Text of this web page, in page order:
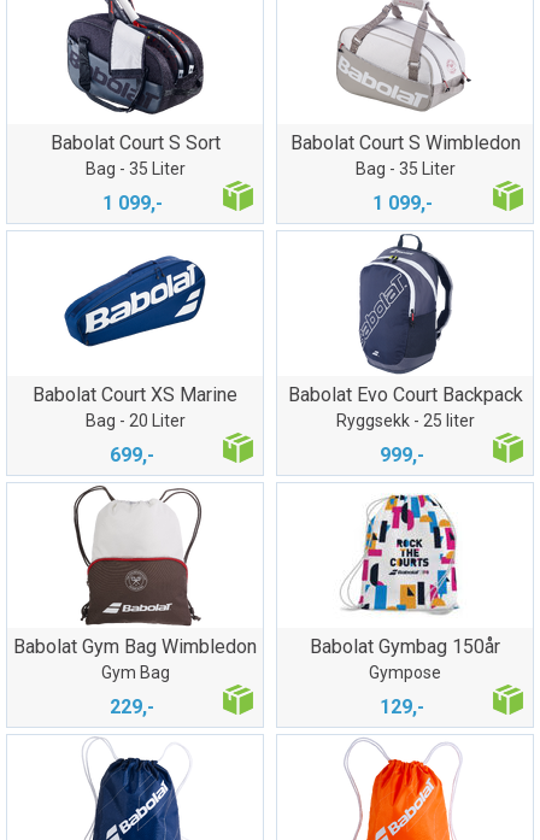
Babolat Court S Sort
Bag - 35 Liter
1 099,-
Babolat Court S Wimbledon
Bag - 35 Liter
1 099,-
Babolat Court XS Marine
Bag - 20 Liter
699,-
Babolat Evo Court Backpack
Ryggsekk - 25 liter
999,-
Babolat Gym Bag Wimbledon
Gym Bag
229,-
Babolat Gymbag 150år
Gympose
129,-